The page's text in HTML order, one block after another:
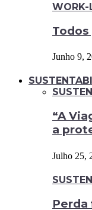
WORK-
Junho 9,
“A
a
Julho 25,
Perda